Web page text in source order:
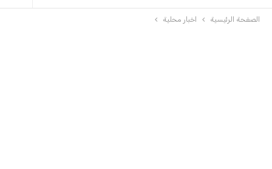
الصفحة الرئيسية اخبار محلية